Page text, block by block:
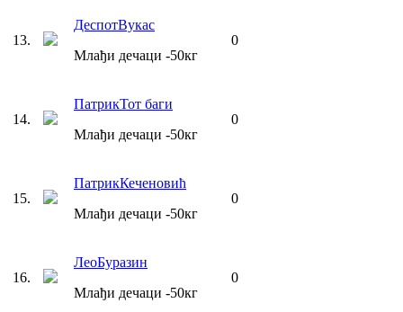
13.
ДеспотВукас
Млађи дечаци -50кг
0
14.
ПатрикТот баги
Млађи дечаци -50кг
0
15.
ПатрикКеченовић
Млађи дечаци -50кг
0
16.
ЛеоБуразин
Млађи дечаци -50кг
0